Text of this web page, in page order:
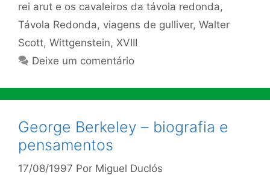
rei arut e os cavaleiros da távola redonda,
Távola Redonda, viagens de gulliver, Walter
Scott, Wittgenstein, XVIII
Deixe um comentário
George Berkeley – biografia e
pensamentos
17/08/1997 Por Miguel Duclós